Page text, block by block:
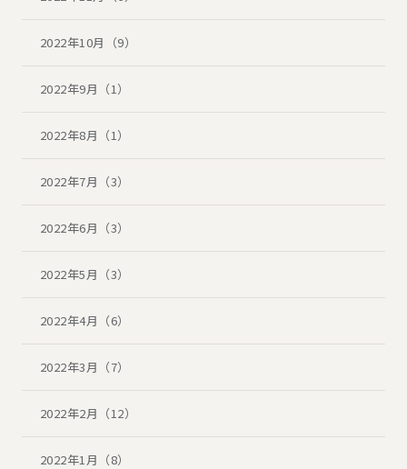
2022年10月（9）
2022年9月（1）
2022年8月（1）
2022年7月（3）
2022年6月（3）
2022年5月（3）
2022年4月（6）
2022年3月（7）
2022年2月（12）
2022年1月（8）